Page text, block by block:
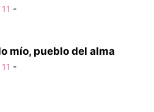
-
mío, pueblo del alma
-